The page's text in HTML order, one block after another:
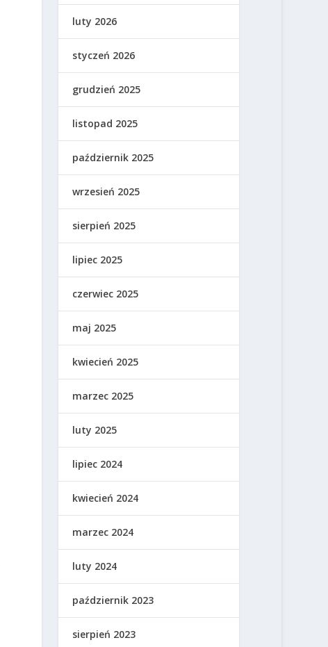
luty 2026
styczeń 2026
grudzień 2025
listopad 2025
październik 2025
wrzesień 2025
sierpień 2025
lipiec 2025
czerwiec 2025
maj 2025
kwiecień 2025
marzec 2025
luty 2025
lipiec 2024
kwiecień 2024
marzec 2024
luty 2024
październik 2023
sierpień 2023